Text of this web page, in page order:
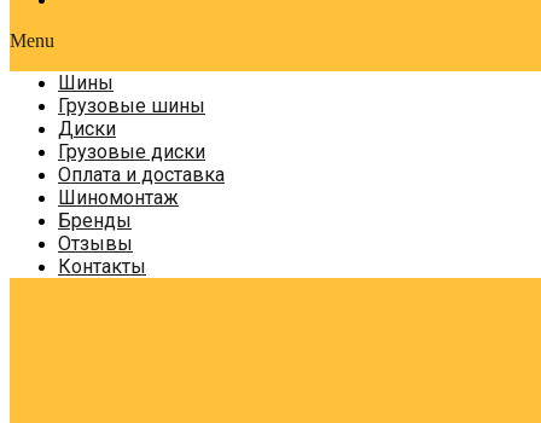
Menu
Шины
Грузовые шины
Диски
Грузовые диски
Оплата и доставка
Шиномонтаж
Бренды
Отзывы
Контакты